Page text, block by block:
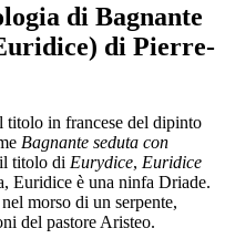
di Bagnante
di Pierre-
titolo in francese del dipinto
Bagnante seduta con
il titolo di Eurydice, Euridice
Euridice è una ninfa Driade.
morso di un serpente,
del pastore Aristeo.